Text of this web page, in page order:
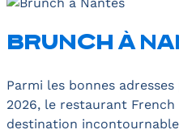
Brunch à
Parmi les bonnes
2026, le restaurant French
destination